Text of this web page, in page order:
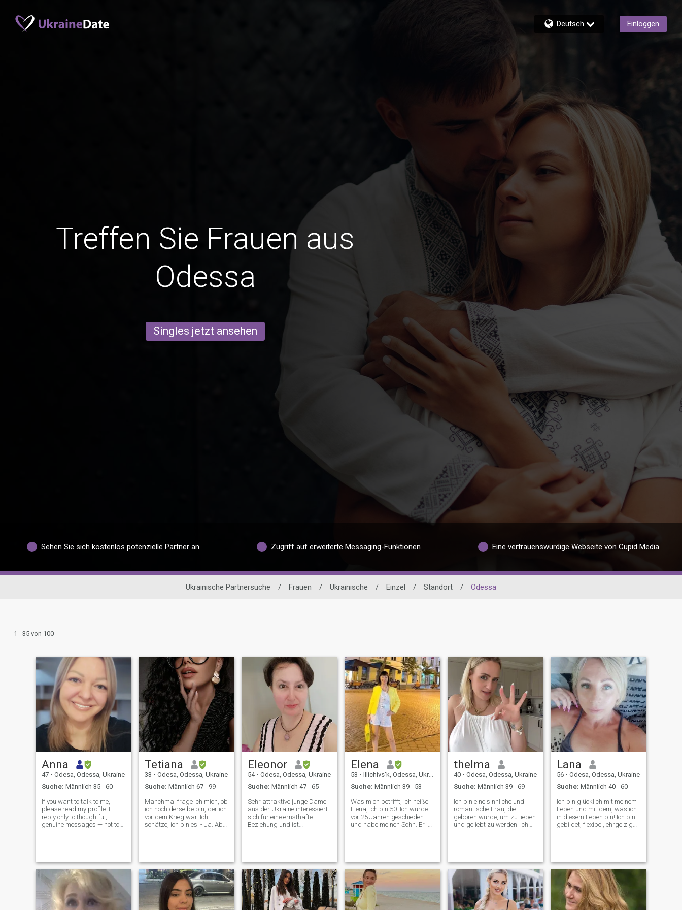
Deutsch Einloggen
Treffen Sie Frauen aus
Odessa
Singles jetzt ansehen
Sehen Sie sich kostenlos potenzielle Partner an Zugriff auf erweiterte Messaging-Funktionen Eine vertrauenswürdige Webseite von Cupid Media
Ukrainische Partnersuche / Frauen / Ukrainische / Einzel / Standort / Odessa
1 - 35 von 100
Anna
47 • Odesa, Odessa, Ukraine
Suche: Männlich 35 - 60
If you want to talk to me,
please read my profile. I
reply only to thoughtful,
genuine messages — not to
messaging women. If you are
not ready to i
Tetiana
33 • Odesa, Odessa, Ukraine
Suche: Männlich 67 - 99
Manchmal frage ich mich, ob
ich noch derselbe bin, der ich
vor dem Krieg war. Ich
schätze, ich bin es. - Ja. Aber
Wasserversorgung viel mehr
als zuvor. Meine Werte haben
sich nicht geändert, und sie
sind: Familie, hilfsbereit sein,
Freiheit, Demokratie, für
jeden Tag dankbar sein und
nie aufgeben. Ich muss
Eleonor
54 • Odesa, Odessa, Ukraine
Suche: Männlich 47 - 65
Sehr attraktive junge Dame
aus der Ukraine interessiert
sich für eine ernsthafte
Beziehung und ist
bodenständig, keine Drama-
Königin :). Ich respektiere die
Menschen und erwarte
dasselbe im Gegenzug. Ich
Suche nach einem guten
Mann, mit dem ich mein
Leben zusammen genießen
Elena
53 • Illichivs'k, Odessa, Ukraine
Suche: Männlich 39 - 53
Was mich betrifft, ich heiße
Elena, ich bin 50. Ich wurde
vor 25 Jahren geschieden
und habe meinen Sohn. Er ist
Englisch sprechen und
schreiben, so dass wir sehr
leicht kommunizieren
können… Ich arbeite in der
Logistik und Zollabfertigung
von Importfracht. Mir geht es
jetzt gut, aber ich habe zu
thelma
40 • Odesa, Odessa, Ukraine
Suche: Männlich 39 - 69
Ich bin eine sinnliche und
romantische Frau, die
geboren wurde, um zu lieben
und geliebt zu werden. Ich
sanft, du wirst mich nie
meine Stimme erheben hören,
ich mag keine Konflikte, ich
ziehe es vor, alle Angelegen
Ich glaube auch an wahre
und reine Liebe. Ich denke,
dass ich eine Frau für die
Lana
56 • Odesa, Odessa, Ukraine
Suche: Männlich 40 - 60
Ich bin glücklich mit meinem
Leben und mit dem, was ich
in diesem Leben bin! Ich bin
gebildet, flexibel, ehrgeizig
Ich weiß immer, was ich will.
Ich weiß, was du willst. Für
mich ist es wichtig, in guter
Form zu sein, weil ich mich
selbst respektiere und
möchte, dass mein Partner
stolz darauf sein kann, dass